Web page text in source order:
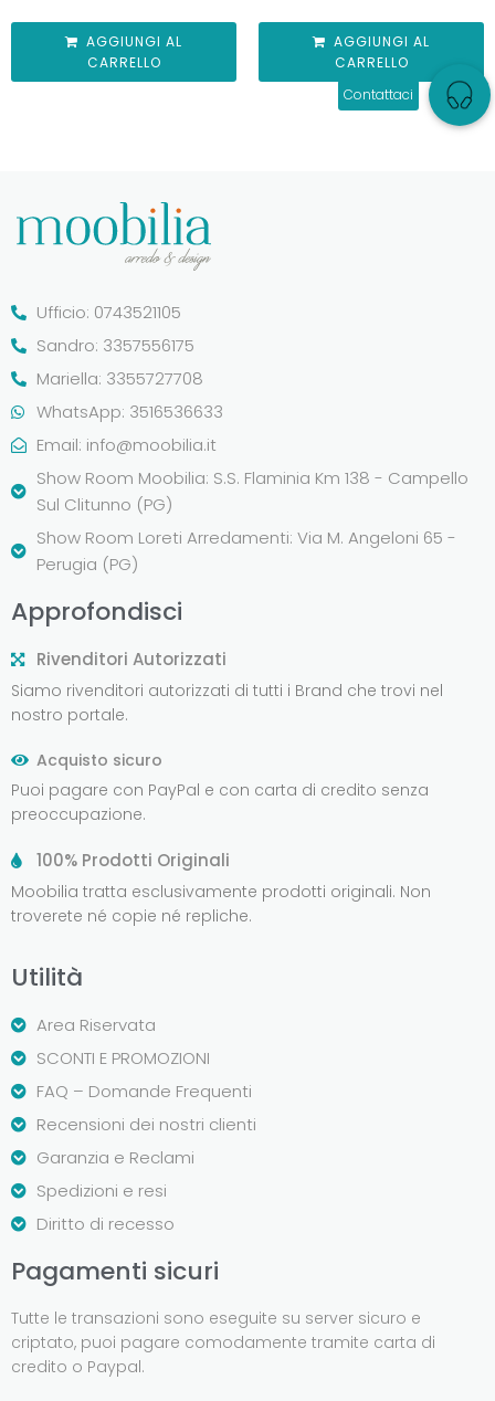
AGGIUNGI AL
CARRELLO
AGGIUNGI AL
CARRELLO
Ufficio: 0743521105
Sandro: 3357556175
Mariella: 3355727708
WhatsApp: 3516536633
Email: info@moobilia.it
Show Room Moobilia: S.S. Flaminia Km 138 - Campello
Sul Clitunno (PG)
Show Room Loreti Arredamenti: Via M. Angeloni 65 -
Perugia (PG)
Approfondisci
Rivenditori Autorizzati
Siamo rivenditori autorizzati di tutti i Brand che trovi nel
nostro portale.
Acquisto sicuro
Puoi pagare con PayPal e con carta di credito senza
preoccupazione.
100% Prodotti Originali
Moobilia tratta esclusivamente prodotti originali. Non
troverete né copie né repliche.
Utilità
Area Riservata
SCONTI E PROMOZIONI
FAQ – Domande Frequenti
Recensioni dei nostri clienti
Garanzia e Reclami
Spedizioni e resi
Diritto di recesso
Pagamenti sicuri
Tutte le transazioni sono eseguite su server sicuro e
criptato, puoi pagare comodamente tramite carta di
credito o Paypal.